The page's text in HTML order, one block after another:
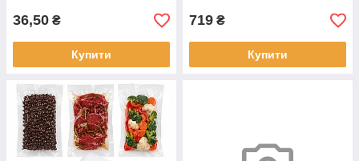
36,50 ₴
Купити
719 ₴
Купити